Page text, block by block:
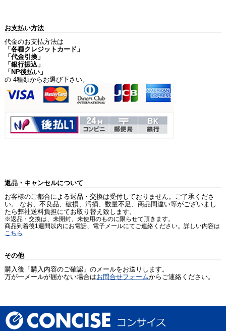
お支払い方法
代金のお支払方法は
「各種クレジットカード」
「代金引換」
「銀行振込」
「NP後払い」
の 4種類からお選び下さい。
返品・キャンセルについて
お客様のご都合による返品・交換は受付しておりません。ご了承くださ
い。 なお、不良品、破損、汚損、数量不足、商品間違い等がございまし
たら弊社送料負担にてお取り替え致します。
※返品・交換は、未開封、未使用のものに限らせて頂きます。
商品到着後1週間以内にお電話、電子メールにてご連絡ください。詳しい内容は
こちら
その他
購入後「購入内容のご確認」のメールをお送りします。
万が一メールが届かない場合はお問合せフォームからご連絡ください。